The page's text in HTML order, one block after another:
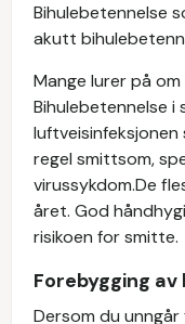
Bihulebetennelse
akutt
Mange lurer på
Bihulebetennelse i
regel smittsom,
virussykdom.De
året. God
risikoen for smitte.
Forebygging
Dersom du